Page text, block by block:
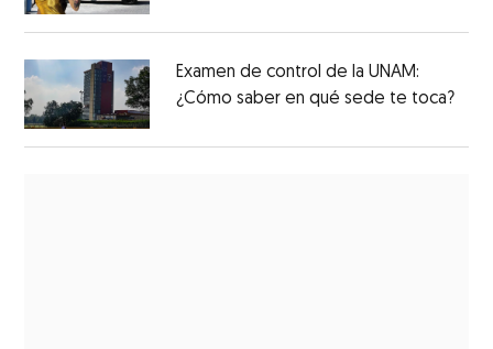
Examen de control de la UNAM:
¿Cómo saber en qué sede te toca?